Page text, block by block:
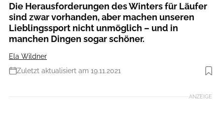
Die Herausforderungen des Winters für Läufer
sind zwar vorhanden, aber machen unseren
Lieblingssport nicht unmöglich – und in
manchen Dingen sogar schöner.
Ela Wildner
Zuletzt aktualisiert am 19.11.2021
Foto: iStockphoto.com
ANZEIGE